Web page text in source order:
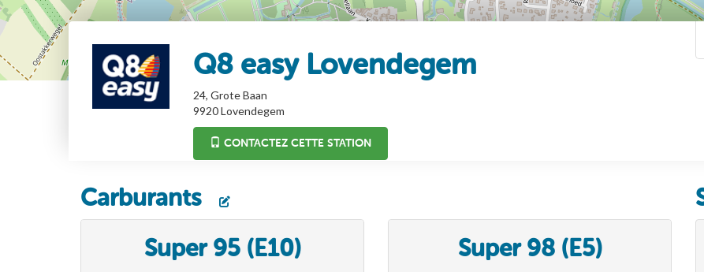
Q8 easy Lovendegem
24, Grote Baan
9920 Lovendegem
CONTACTEZ CETTE STATION
Carburants
Super 95 (E10)
Super 98 (E5)